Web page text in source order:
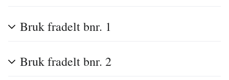
Bruk fradelt bnr. 1
Bruk fradelt bnr. 2